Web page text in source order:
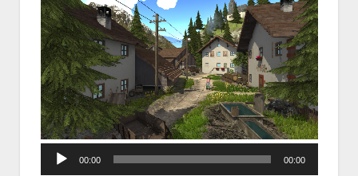
Player
00:00 00:00